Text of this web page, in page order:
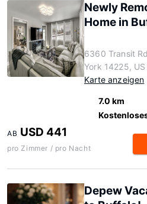
Newly
Home in
6360 Transit
York 14225, US
Karte anzeigen
7.0 km
AB USD 441
pro Zimmer / pro Nacht
Depew